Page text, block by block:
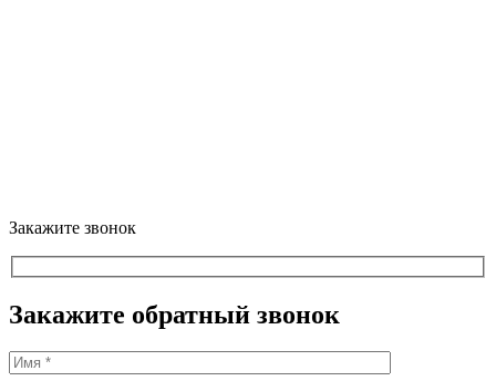
Закажите звонок
Закажите обратный звонок